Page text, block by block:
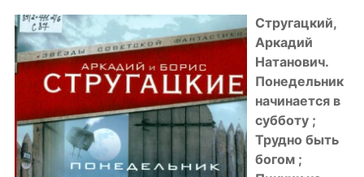
Стругацкий,
Аркадий
Натанович.
Понедельник
начинается в
субботу ;
Трудно быть
богом ;